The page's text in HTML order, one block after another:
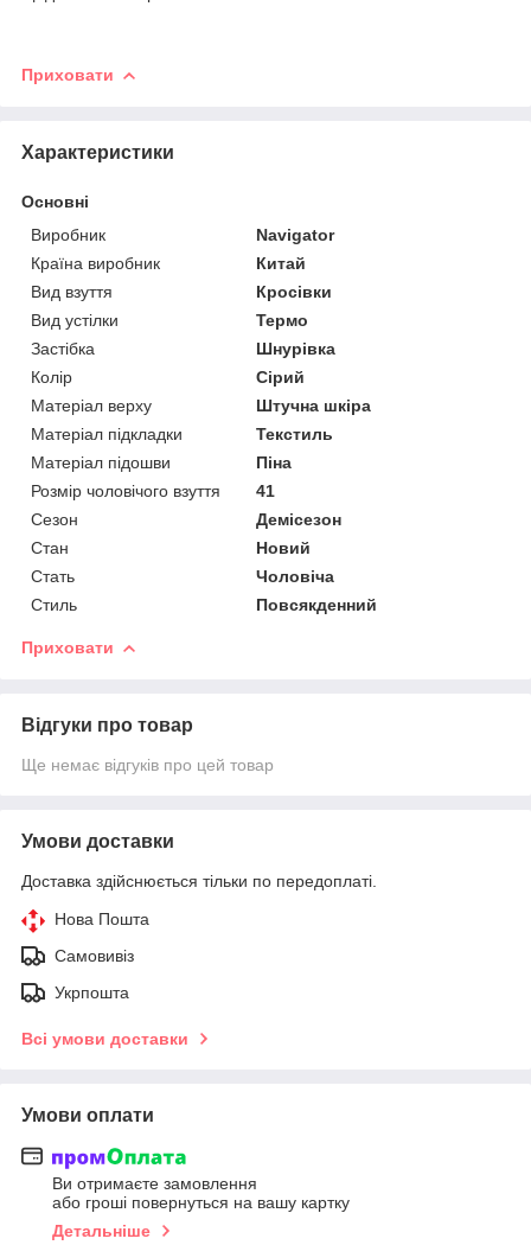
Приховати
Характеристики
Основні
Виробник
Navigator
Країна виробник
Китай
Вид взуття
Кросівки
Вид устілки
Термо
Застібка
Шнурівка
Колір
Сірий
Матеріал верху
Штучна шкіра
Матеріал підкладки
Текстиль
Матеріал підошви
Піна
Розмір чоловічого взуття
41
Сезон
Демісезон
Стан
Новий
Стать
Чоловіча
Стиль
Повсякденний
Приховати
Відгуки про товар
Ще немає відгуків про цей товар
Умови доставки
Доставка здійснюється тільки по передоплаті.
Нова Пошта
Самовивіз
Укрпошта
Всі умови доставки
Умови оплати
Ви отримаєте замовлення
або гроші повернуться на вашу картку
Детальніше